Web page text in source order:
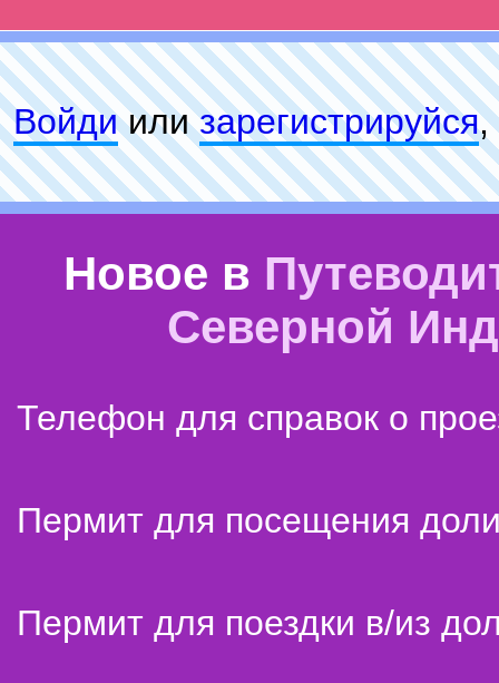
Войдиилизарeгиcтpируйся,
Новое в
Северной
Телефон для справок о
Пермит для посещения
Пермит для поездки в/из